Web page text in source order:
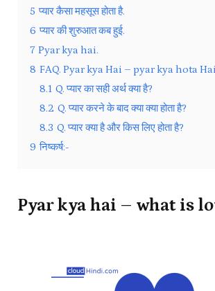
5 प्यार कैसा महसूस होता है.
6 प्यार की शुरुआत कब हुई.
7 Pyar kya hai.
8 FAQ. Pyar kya Hai – pyar kya hota
8.1 Q. प्यार का सही अर्थ क्या है?
8.2 Q. प्यार करने के बाद क्या क्या होता है?
8.3 Q. प्यार क्या है और किस लिए होता है?
9 निष्कर्ष:-
Pyar kya hai – what is